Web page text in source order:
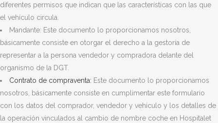
diferentes permisos que indican que las características con las que
el vehículo circula.
Mandante: Este documento lo proporcionamos nosotros,
básicamente consiste en otorgar el derecho a la gestoría de
representar a la persona vendedor y compradora delante del
organismo de la DGT.
Contrato de compraventa: Este documento lo proporcionamos
nosotros, básicamente consiste en cumplimentar este formulario
con los datos del comprador, vendedor y vehículo y los detalles de
la operación vinculados al cambio de nombre coche en Hospitalet